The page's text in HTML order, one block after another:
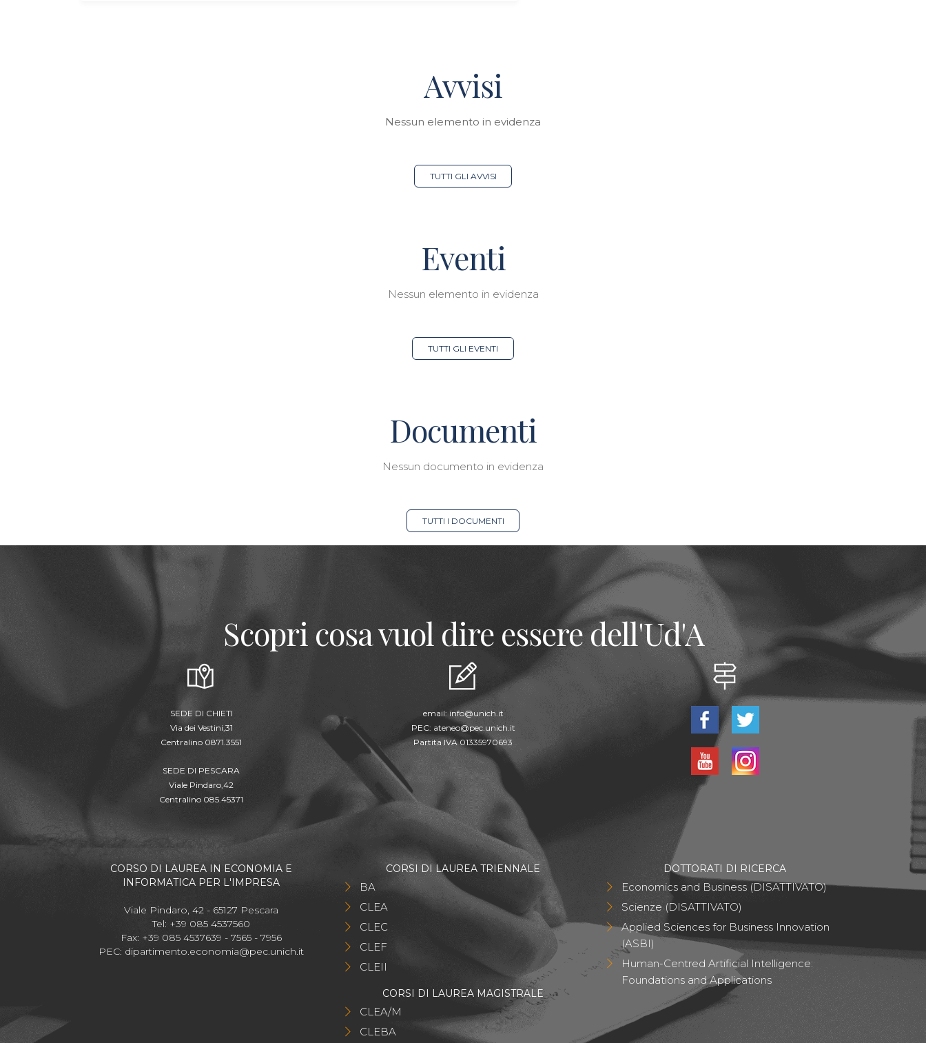
Avvisi
Nessun elemento in evidenza
TUTTI GLI AVVISI
Eventi
Nessun elemento in evidenza
TUTTI GLI EVENTI
Documenti
Nessun documento in evidenza
TUTTI I DOCUMENTI
Scopri cosa vuol dire essere dell'Ud'A
SEDE DI CHIETI
Via dei Vestini,31
Centralino 0871.3551
SEDE DI PESCARA
Viale Pindaro,42
Centralino 085.45371
email:info@unich.it
PEC: ateneo@pec.unich.it
Partita IVA 01335970693
CORSO DI LAUREA IN ECONOMIA E
INFORMATICA PER L'IMPRESA
Viale Pindaro, 42 - 65127 Pescara
Tel: +39 085 4537560
Fax: +39 085 4537639 - 7565 - 7956
PEC: dipartimento.economia@pec.unich.it
CORSI DI LAUREA TRIENNALE
BA
CLEA
CLEC
CLEF
CLEII
CORSI DI LAUREA MAGISTRALE
CLEA/M
CLEBA
DOTTORATI DI RICERCA
Economics and Business (DISATTIVATO)
Scienze (DISATTIVATO)
Applied Sciences for Business Innovation
(ASBI)
Human-Centred Artificial Intelligence:
Foundations and Applications